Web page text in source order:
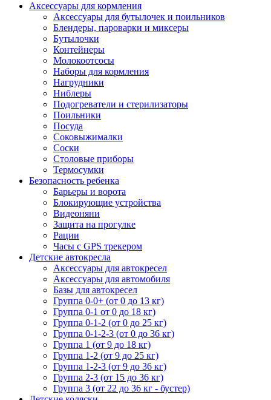
Аксессуары для кормления
Аксессуары для бутылочек и поильников
Блендеры, пароварки и миксеры
Бутылочки
Контейнеры
Молокоотсосы
Наборы для кормления
Нагрудники
Ниблеры
Подогреватели и стерилизаторы
Поильники
Посуда
Соковыжималки
Соски
Столовые приборы
Термосумки
Безопасность ребенка
Барьеры и ворота
Блокирующие устройства
Видеоняни
Защита на прогулке
Рации
Часы с GPS трекером
Детские автокресла
Аксессуары для автокресел
Аксессуары для автомобиля
Базы для автокресел
Группа 0-0+ (от 0 до 13 кг)
Группа 0-1 от 0 до 18 кг)
Группа 0-1-2 (от 0 до 25 кг)
Группа 0-1-2-3 (от 0 до 36 кг)
Группа 1 (от 9 до 18 кг)
Группа 1-2 (от 9 до 25 кг)
Группа 1-2-3 (от 9 до 36 кг)
Группа 2-3 (от 15 до 36 кг)
Группа 3 (от 22 до 36 кг - бустер)